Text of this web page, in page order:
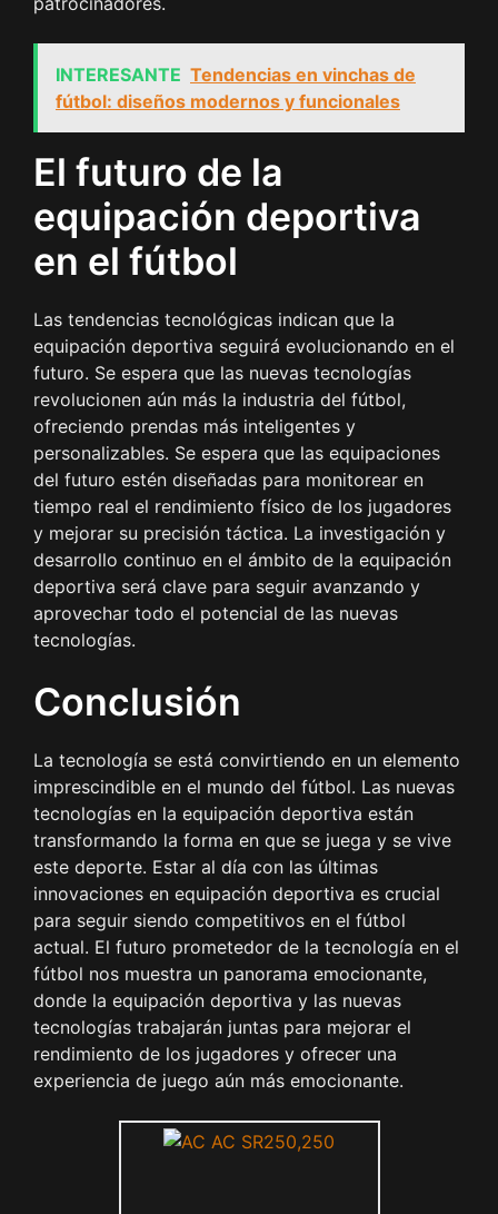
INTERESANTE Tendencias en vinchas de
fútbol: diseños modernos y funcionales
El futuro de la
equipación deportiva
en el fútbol
Las tendencias tecnológicas indican que la
equipación deportiva seguirá evolucionando en el
futuro. Se espera que las nuevas tecnologías
revolucionen aún más la industria del fútbol,
ofreciendo prendas más inteligentes y
personalizables. Se espera que las equipaciones
del futuro estén diseñadas para monitorear en
tiempo real el rendimiento físico de los jugadores
y mejorar su precisión táctica. La investigación y
desarrollo continuo en el ámbito de la equipación
deportiva será clave para seguir avanzando y
aprovechar todo el potencial de las nuevas
tecnologías.
Conclusión
La tecnología se está convirtiendo en un elemento
imprescindible en el mundo del fútbol. Las nuevas
tecnologías en la equipación deportiva están
transformando la forma en que se juega y se vive
este deporte. Estar al día con las últimas
innovaciones en equipación deportiva es crucial
para seguir siendo competitivos en el fútbol
actual. El futuro prometedor de la tecnología en el
fútbol nos muestra un panorama emocionante,
donde la equipación deportiva y las nuevas
tecnologías trabajarán juntas para mejorar el
rendimiento de los jugadores y ofrecer una
experiencia de juego aún más emocionante.